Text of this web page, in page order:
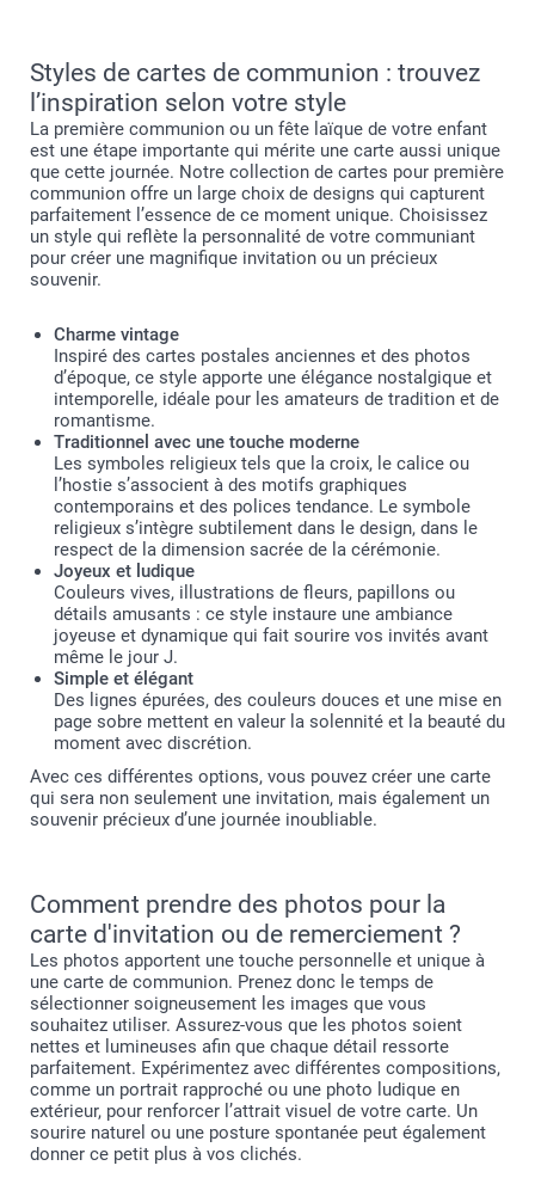
Styles de cartes de communion : trouvez
l’inspiration selon votre style
La première communion ou un fête laïque de votre enfant
est une étape importante qui mérite une carte aussi unique
que cette journée. Notre collection de cartes pour première
communion offre un large choix de designs qui capturent
parfaitement l’essence de ce moment unique. Choisissez
un style qui reflète la personnalité de votre communiant
pour créer une magnifique invitation ou un précieux
souvenir.
Charme vintage
Inspiré des cartes postales anciennes et des photos
d’époque, ce style apporte une élégance nostalgique et
intemporelle, idéale pour les amateurs de tradition et de
romantisme.
Traditionnel avec une touche moderne
Les symboles religieux tels que la croix, le calice ou
l’hostie s’associent à des motifs graphiques
contemporains et des polices tendance. Le symbole
religieux s’intègre subtilement dans le design, dans le
respect de la dimension sacrée de la cérémonie.
Joyeux et ludique
Couleurs vives, illustrations de fleurs, papillons ou
détails amusants : ce style instaure une ambiance
joyeuse et dynamique qui fait sourire vos invités avant
même le jour J.
Simple et élégant
Des lignes épurées, des couleurs douces et une mise en
page sobre mettent en valeur la solennité et la beauté du
moment avec discrétion.
Avec ces différentes options, vous pouvez créer une carte
qui sera non seulement une invitation, mais également un
souvenir précieux d’une journée inoubliable.
Comment prendre des photos pour la
carte d'invitation ou de remerciement ?
Les photos apportent une touche personnelle et unique à
une carte de communion. Prenez donc le temps de
sélectionner soigneusement les images que vous
souhaitez utiliser. Assurez-vous que les photos soient
nettes et lumineuses afin que chaque détail ressorte
parfaitement. Expérimentez avec différentes compositions,
comme un portrait rapproché ou une photo ludique en
extérieur, pour renforcer l’attrait visuel de votre carte. Un
sourire naturel ou une posture spontanée peut également
donner ce petit plus à vos clichés.